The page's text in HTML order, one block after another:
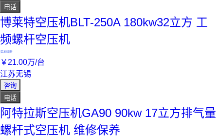
电话
博莱特空压机BLT-250A 180kw32立方 工
频螺杆空压机
实地验商
￥ 21.00万/台
江苏无锡
咨询
电话
阿特拉斯空压机GA90 90kw 17立方排气量
螺杆式空压机 维修保养